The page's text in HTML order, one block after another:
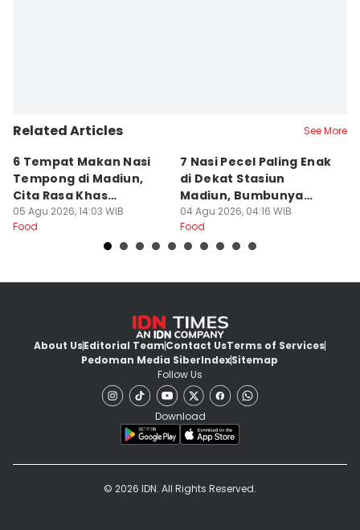
Related Articles See More
6 Tempat Makan Nasi
Tempong di Madiun,
Cita Rasa Khas
Banyuwangi
05 Agu 2026, 14:03 WIB
Food
7 Nasi Pecel Paling Enak
di Dekat Stasiun
Madiun, Bumbunya
Khas
04 Agu 2026, 04:16 WIB
Food
About UsEditorial TeamContact UsTerms of Services
Pedoman Media SiberIndexSitemap
Follow Us
Download
© 2026 IDN. All Rights Reserved.